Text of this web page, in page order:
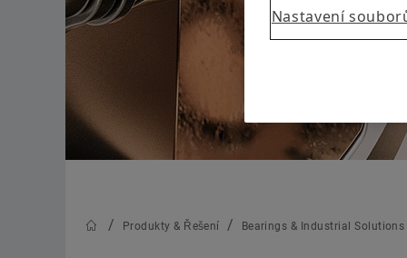
Školení
Produkty & Řešení Bearings & Industrial Solutions
Nastavení